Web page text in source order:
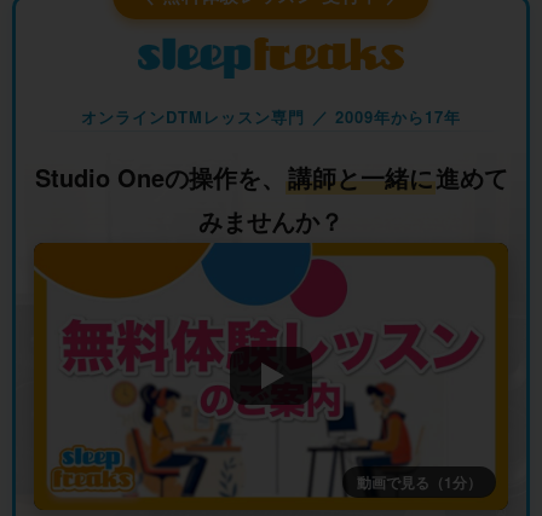
オンラインDTMレッスン専門 ／ 2009年から17年
Studio Oneの操作を、 講師と一緒に進めて
みませんか？
動画で見る（1分）